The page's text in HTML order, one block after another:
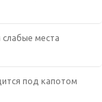
места
под капотом